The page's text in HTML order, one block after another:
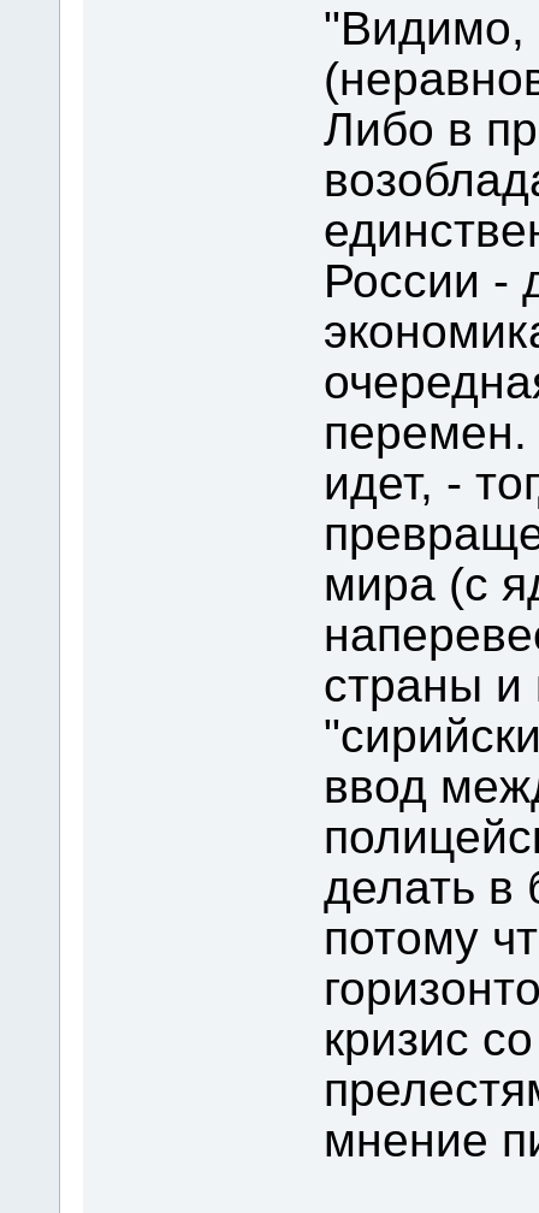
"Видимо,
Либо в
России -
перемен.
идет, -
мира (с
страны и
ввод
делать в
потому
кризис
мнение